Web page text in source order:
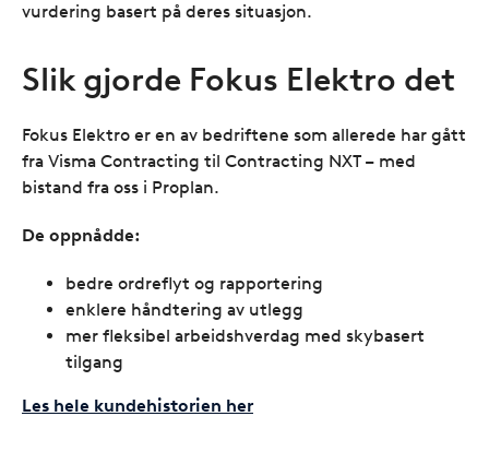
vurdering basert på deres situasjon.
Slik gjorde Fokus Elektro det
Fokus Elektro er en av bedriftene som allerede har gått
fra Visma Contracting til Contracting NXT – med
bistand fra oss i Proplan.
De oppnådde:
bedre ordreflyt og rapportering
enklere håndtering av utlegg
mer fleksibel arbeidshverdag med skybasert
tilgang
Les hele kundehistorien her